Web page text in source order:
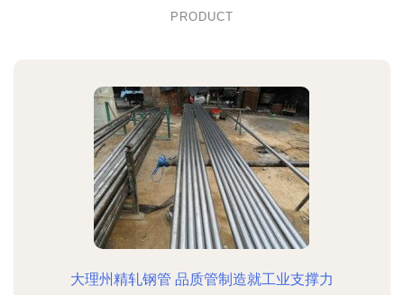
PRODUCT
大理州精轧钢管 品质管制造就工业支撑力